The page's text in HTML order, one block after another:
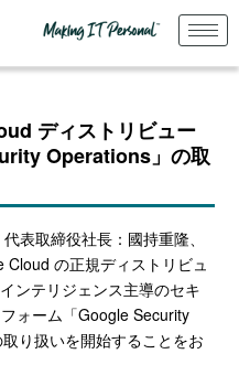
ディストリビュー
Operations」の取
表取締役社長：國持重隆、
Cloudの正規ディストリビュ
ンテリジェンス主導のセキ
ォーム「Google Security
取り扱いを開始することをお